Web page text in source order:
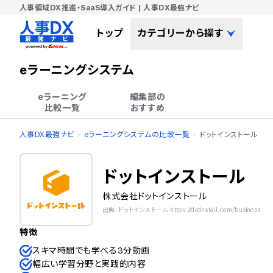
人事領域DX推進・SaaS導入ガイド | 人事DX最強ナビ
トップ カテゴリーから探す
eラーニングシステム
eラーニング
比較一覧
編集部の
おすすめ
人事DX最強ナビ eラーニングシステムの比較一覧 ドットインストール
ドットインストール
株式会社ドットインストール
出典：ドットインストール https://dotinstall.com/business
特徴
スキマ時間でも学べる3分動画
幅広い学習分野と実践的内容